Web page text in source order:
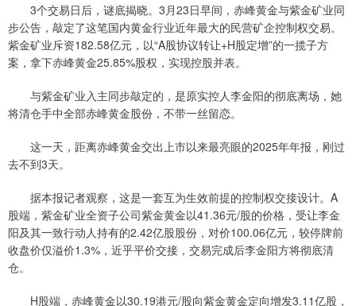
3个交易日后，谜底揭晓。3月23日早间，赤峰黄金与紫金矿业同
步公告，敲定了这笔国内黄金行业近年最大的民营矿企控制权交易。
紫金矿业斥资182.58亿元，以“A股协议转让+H股定增”的一揽子方
案，拿下赤峰黄金25.85%股权，实现控股并表。
与紫金矿业入主同步敲定的，是原实控人李金阳的彻底离场，她
将清仓手中全部赤峰黄金股份，不带一丝留恋。
这一天，距离赤峰黄金交出上市以来最亮眼的2025年年报，刚过
去不到3天。
据本报记者观察，这是一套互为生效前提的控制权交接设计。A
股端，紫金矿业全资子公司紫金黄金以41.36元/股的价格，受让李金
阳及其一致行动人持有的2.42亿股股份，对价100.06亿元，较停牌前
收盘价仅溢价1.3%，近乎平价交接，交易完成后李金阳方将彻底清
仓。
H股端，赤峰黄金以30.19港元/股向紫金黄金定向增发3.11亿股，